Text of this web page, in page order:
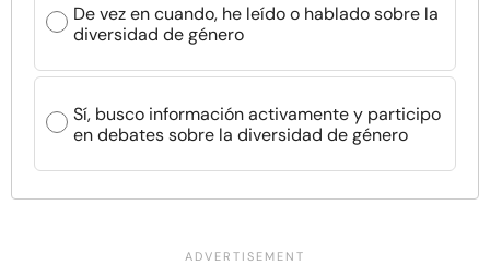
De vez en cuando, he leído o hablado sobre la
diversidad de género
Sí, busco información activamente y participo
en debates sobre la diversidad de género